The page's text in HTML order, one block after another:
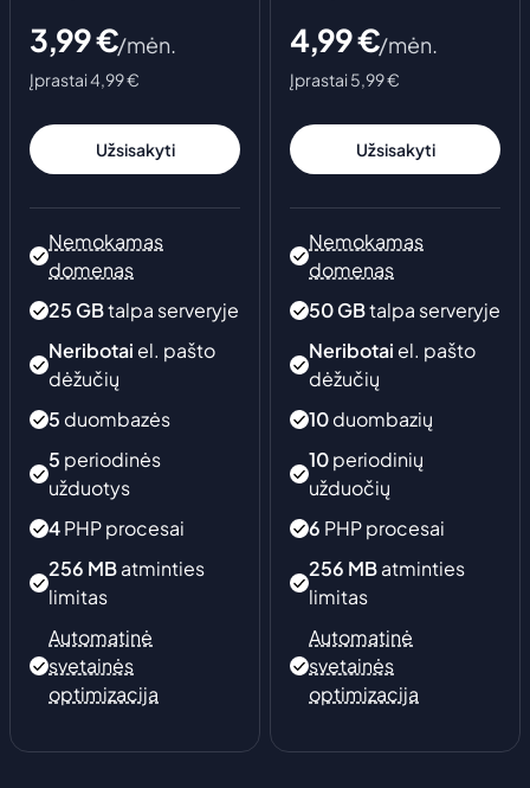
žaidimai
3,99€/mėn.
Įprastai 4,99 €
Užsisakyti
Nemokamas
domenas
25 GBtalpa serveryje
Neribotai el. pašto
dėžučių
5 duombazės
5 periodinės
užduotys
4PHP procesai
256 MBatminties
limitas
Automatinė
svetainės
optimizacija
4,99€/mėn.
Įprastai 5,99 €
Užsisakyti
Nemokamas
domenas
50GBtalpa serveryje
Neribotai el. pašto
dėžučių
10duombazių
10periodinių
užduočių
6 PHP procesai
256 MBatminties
limitas
Automatinė
svetainės
optimizacija